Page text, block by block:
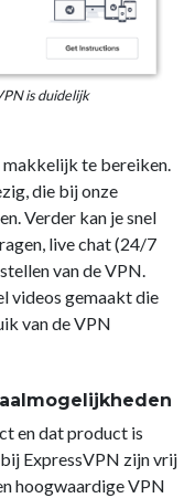
is duidelijk
te bereiken.
die bij onze
Verder kan je snel
live chat (24/7
van de VPN.
videos gemaakt die
van de VPN
en dat product is
ExpressVPN zijn vrij
hoogwaardige VPN